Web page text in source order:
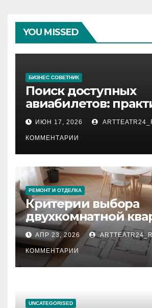
YOU MISSED
БИЗНЕС СОВЕТНИК
Поиск доступных
авиабилетов:
рекомендации
ИЮН 17, 2026
КОММЕНТАРИИ
РЕМОНТ И ОТДЕЛКА
Критерии выбора
двухкомнатной
планировка,
состояние и
АПР 23, 2026 ARTTEATR24_R
КОММЕНТАРИИ
UNCATEGORISED